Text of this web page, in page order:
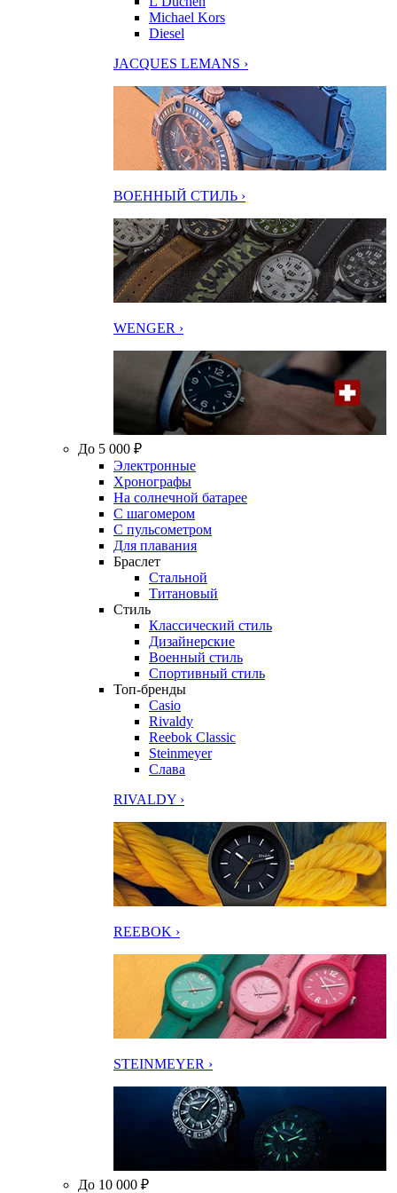
Michael Kors
Diesel
JACQUES LEMANS ›
ВОЕННЫЙ СТИЛЬ ›
WENGER ›
До 5 000 ₽
Электронные
Хронографы
На солнечной батарее
С шагомером
С пульсометром
Для плавания
Браслет
Стальной
Титановый
Стиль
Классический стиль
Дизайнерские
Военный стиль
Спортивный стиль
Топ-бренды
Casio
Rivaldy
Reebok Classic
Steinmeyer
Слава
RIVALDY ›
REEBOK ›
STEINMEYER ›
До 10 000 ₽